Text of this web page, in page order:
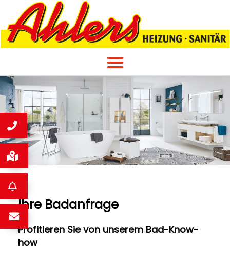
Ihre Badanfrage
Profitieren Sie von unserem Bad-Know-
how